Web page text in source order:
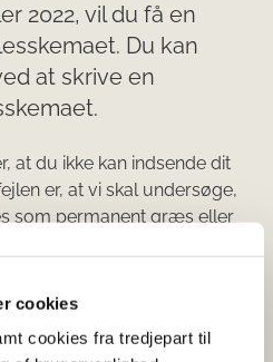
cookies
cookies fra tredjepart til
2022, vil du få en
Du kan
at skrive en
at du ikke kan indsende dit
er, at vi skal undersøge,
som permanent græs eller
f.eks. være, hvor mange år